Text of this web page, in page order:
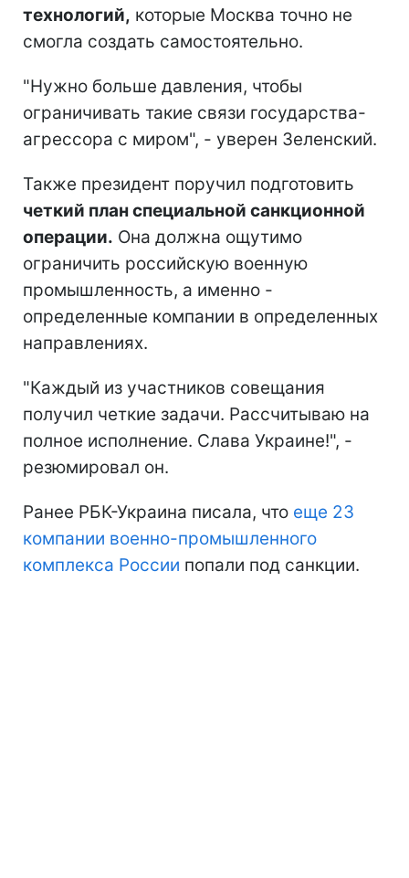
технологий, которые Москва точно не
смогла создать самостоятельно.
"Нужно больше давления, чтобы
ограничивать такие связи государства-
агрессора с миром", - уверен Зеленский.
Также президент поручил подготовить
четкий план специальной санкционной
операции. Она должна ощутимо
ограничить российскую военную
промышленность, а именно -
определенные компании в определенных
направлениях.
"Каждый из участников совещания
получил четкие задачи. Рассчитываю на
полное исполнение. Слава Украине!", -
резюмировал он.
Ранее РБК-Украина писала, что еще 23
компании военно-промышленного
комплекса России попали под санкции.